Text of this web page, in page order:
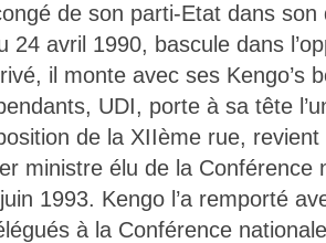
de son parti-Etat dans son
24 avril 1990, bascule dans
il monte avec ses Kengo’s
UDI, porte à sa tête
de la XIIème rue,
ministre élu de la Conférence
1993. Kengo l’a remporté
à la Conférence